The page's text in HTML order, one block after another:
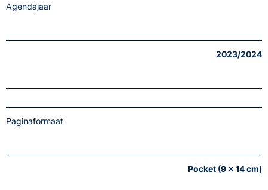
Agendajaar
2023/2024
Paginaformaat
Pocket (9 x 14 cm)